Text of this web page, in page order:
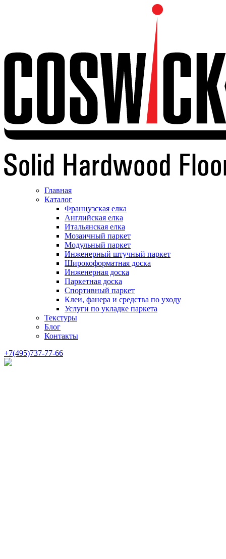
Главная
Каталог
Французская елка
Английская елка
Итальянская елка
Мозаичный паркет
Модульный паркет
Инженерный штучный паркет
Широкоформатная доска
Инженерная доска
Паркетная доска
Спортивный паркет
Клеи, фанера и средства по уходу
Услуги по укладке паркета
Текстуры
Блог
Контакты
+7(495)737-77-66